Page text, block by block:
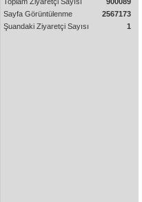
Sayfa Görüntülenme
2567173
Şuandaki Ziyaretçi Sayısı
1